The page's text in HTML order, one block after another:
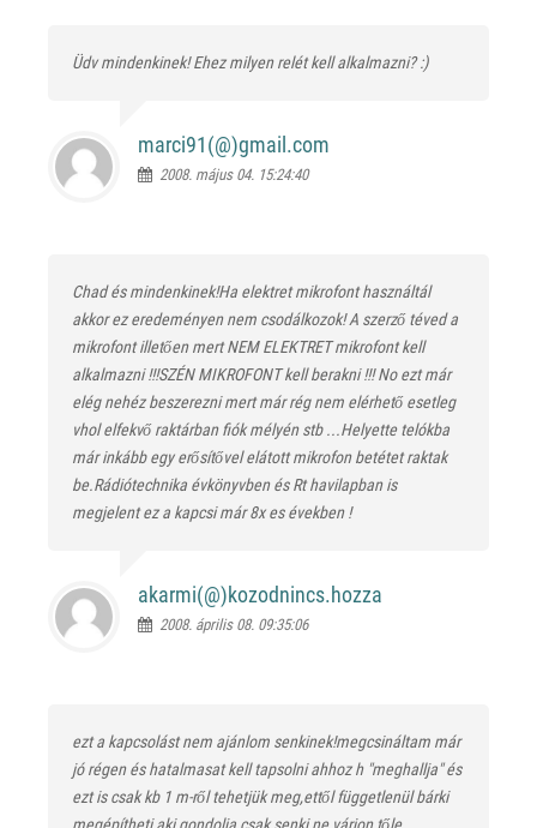
Üdv mindenkinek! Ehez milyen relét kell alkalmazni? :)
marci91(@)gmail.com
2008. május 04. 15:24:40
Chad és mindenkinek!Ha elektret mikrofont használtál
akkor ez eredeményen nem csodálkozok! A szerző téved a
mikrofont illetően mert NEM ELEKTRET mikrofont kell
alkalmazni !!!SZÉN MIKROFONT kell berakni !!! No ezt már
elég nehéz beszerezni mert már rég nem elérhető esetleg
vhol elfekvő raktárban fiók mélyén stb ...Helyette telókba
már inkább egy erősítővel elátott mikrofon betétet raktak
be.Rádiótechnika évkönyvben és Rt havilapban is
megjelent ez a kapcsi már 8x es években !
akarmi(@)kozodnincs.hozza
2008. április 08. 09:35:06
ezt a kapcsolást nem ajánlom senkinek!megcsináltam már
jó régen és hatalmasat kell tapsolni ahhoz h "meghallja" és
ezt is csak kb 1 m-ről tehetjük meg,ettől függetlenül bárki